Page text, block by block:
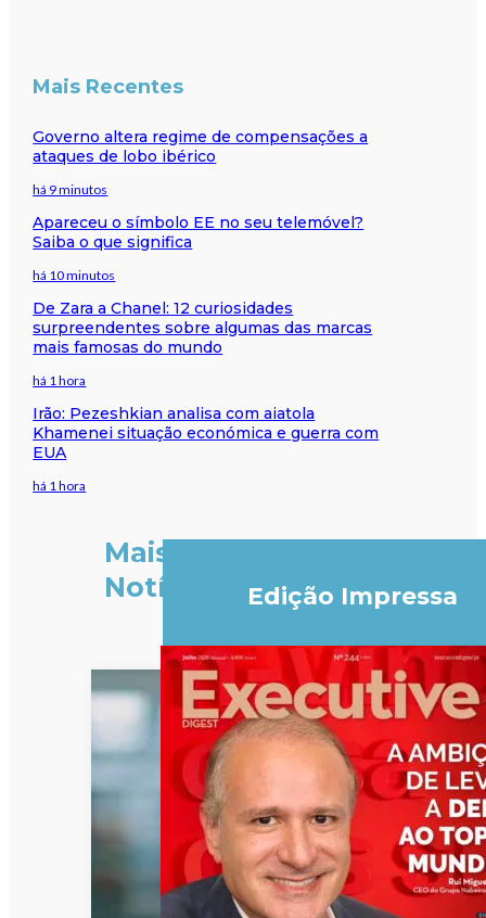
Mais Recentes
Governo altera regime de compensações a
ataques de lobo ibérico
há 9 minutos
Apareceu o símbolo EE no seu telemóvel?
Saiba o que significa
há 10 minutos
De Zara a Chanel: 12 curiosidades
surpreendentes sobre algumas das marcas
mais famosas do mundo
há 1 hora
Irão: Pezeshkian analisa com aiatola
Khamenei situação económica e guerra com
EUA
há 1 hora
Mais
Notícias
Edição Impressa